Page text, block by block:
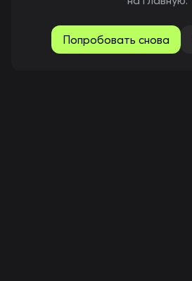
Попробовать снова